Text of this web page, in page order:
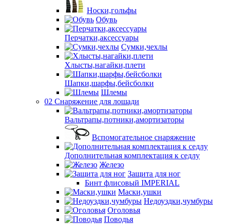
Носки,гольфы
Обувь
Перчатки,аксессуары
Сумки,чехлы
Хлысты,нагайки,плети
Шапки,шарфы,бейсболки
Шлемы
02 Снаряжение для лошади
Вальтрапы,потники,амортизаторы
Вспомогательное снаряжение
Дополнительная комплектация к седлу
Железо
Защита для ног
Бинт флисовый IMPERIAL
Маски,ушки
Недоуздки,чумбуры
Оголовья
Поводья